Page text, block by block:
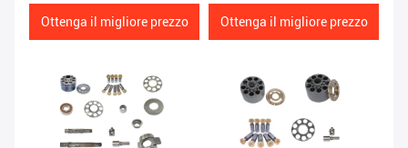
Ottenga il migliore prezzo Ottenga il migliore prezzo